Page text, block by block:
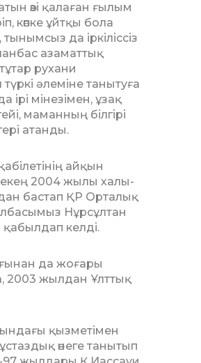
өзі қалаған ғылым
көпке ұйтқы бола
да іркіліссіз
азаматтық
рухани
әлеміне танытуға
мінезімен, ұзақ
маманның білгірі
атанды.
айқын
2004 жылы халы­
бастап ҚР Орталық
Нұрсұлтан
қабыл­дап келді.
да жоғары
2003 жылдан Ұлт­тық
қызметімен
өнеге танытып